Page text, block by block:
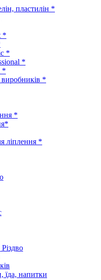
пластилін *
*
*
*
*
виробників *
*
ліплення *
їда, напитки